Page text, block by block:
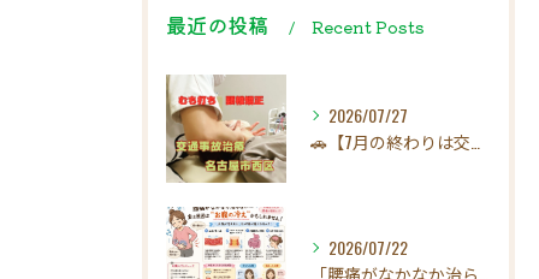
最近の投稿 Recent Posts
2026/07/27
2026/07/22